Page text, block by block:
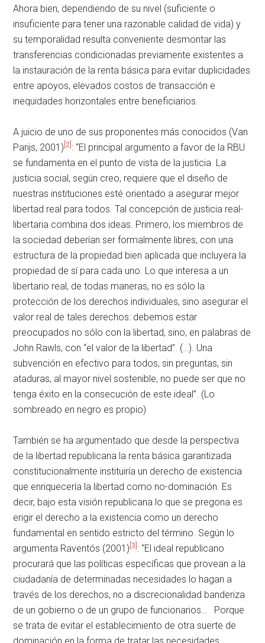
Ahora bien, dependiendo de su nivel (suficiente o
insuficiente para tener una razonable calidad de vida) y
su temporalidad resulta conveniente desmontar las
transferencias condicionadas previamente existentes a
la instauración de la renta básica para evitar duplicidades
entre apoyos, elevados costos de transacción e
inequidades horizontales entre beneficiarios.
A juicio de uno de sus proponentes más conocidos (Van
Parijs, 2001) [2] : “El principal argumento a favor de la RBU
se fundamenta en el punto de vista de la justicia. La
justicia social, según creo, requiere que el diseño de
nuestras instituciones esté orientado a asegurar mejor
libertad real para todos. Tal concepción de justicia real-
libertaria combina dos ideas. Primero, los miembros de
la sociedad deberían ser formalmente libres, con una
estructura de la propiedad bien aplicada que incluyera la
propiedad de sí para cada uno. Lo que interesa a un
libertario real, de todas maneras, no es sólo la
protección de los derechos individuales, sino asegurar el
valor real de tales derechos: debemos estar
preocupados no sólo con la libertad, sino, en palabras de
John Rawls, con “el valor de la libertad”. (…). Una
subvención en efectivo para todos, sin preguntas, sin
ataduras, al mayor nivel sostenible, no puede ser que no
tenga éxito en la consecución de este ideal”. (Lo
sombreado en negro es propio)
También se ha argumentado que desde la perspectiva
de la libertad republicana la renta básica garantizada
constitucionalmente instituiría un derecho de existencia
que enriquecería la libertad como no-dominación. Es
decir, bajo esta visión republicana lo que se pregona es
erigir el derecho a la existencia como un derecho
fundamental en sentido estricto del término. Según lo
argumenta Raventós (2001) [3] : “El ideal republicano
procurará que las políticas específicas que provean a la
ciudadanía de determinadas necesidades lo hagan a
través de los derechos, no a discrecionalidad banderiza
de un gobierno o de un grupo de funcionarios… Porque
se trata de evitar el establecimiento de otra suerte de